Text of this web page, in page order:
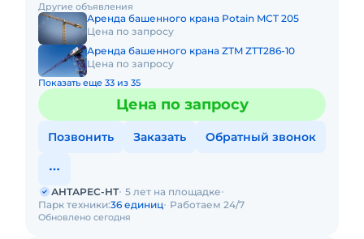
грузоподъ
Другие объявления
Аренда башенного крана Potain MCT 205
Цена по запросу
Аренда башенного крана ZTM ZTT286-10
Цена по запросу
Показать еще 33 из 35
Цена по запросу
Позвонить Заказать Обратный звонок
Обновлено сегодня
АНТАРЕС-НТ 5 лет на площадке
Парк техники:36 единиц Работаем 24/7